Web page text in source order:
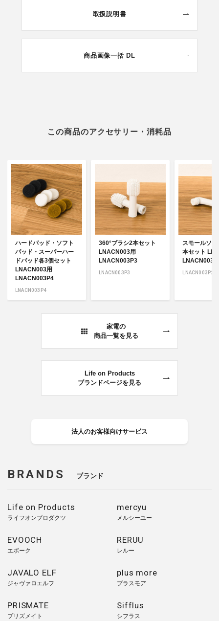
取扱説明書
商品画像一括 DL
この商品のアクセサリー・消耗品
ハードパッド・ソフト
パッド・スーパーハー
ドパッド各3個セット
LNACN003用
LNACN003P4
LNACN003P4
360°ブラシ2本セット
LNACN003用
LNACN003P3
LNACN003P3
スモールソ
本セット
LNACN003P2
家電の
商品一覧を見る
Life on Products
ブランドページを見る
法人のお客様向けサービス
BRANDS ブランド
Life on Products
ライフオンプロダクツ
mercyu
メルシーユー
EVOOCH
エボーク
RERUU
レルー
JAVALO ELF
ジャヴァロエルフ
plus more
プラスモア
PRISMATE
プリズメイト
Sifflus
シフラス